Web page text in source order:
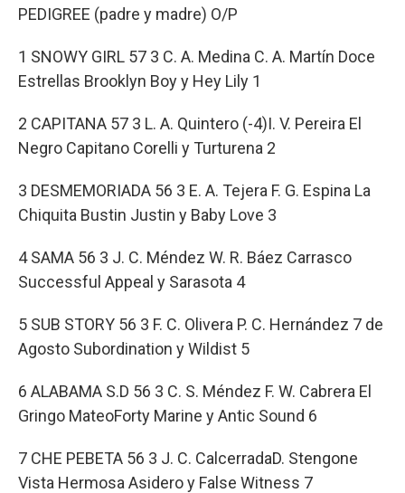
PEDIGREE (padre y madre) O/P
1 SNOWY GIRL 57 3 C. A. Medina C. A. Martín Doce
Estrellas Brooklyn Boy y Hey Lily 1
2 CAPITANA 57 3 L. A. Quintero (-4)I. V. Pereira El
Negro Capitano Corelli y Turturena 2
3 DESMEMORIADA 56 3 E. A. Tejera F. G. Espina La
Chiquita Bustin Justin y Baby Love 3
4 SAMA 56 3 J. C. Méndez W. R. Báez Carrasco
Successful Appeal y Sarasota 4
5 SUB STORY 56 3 F. C. Olivera P. C. Hernández 7 de
Agosto Subordination y Wildist 5
6 ALABAMA S.D 56 3 C. S. Méndez F. W. Cabrera El
Gringo MateoForty Marine y Antic Sound 6
7 CHE PEBETA 56 3 J. C. CalcerradaD. Stengone
Vista Hermosa Asidero y False Witness 7